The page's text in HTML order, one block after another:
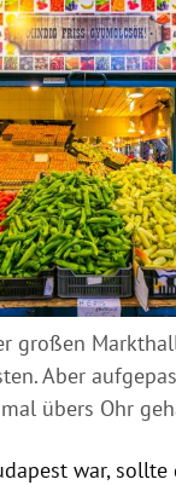
öffnen/
großen
Aber
übers Ohr
war, sollte